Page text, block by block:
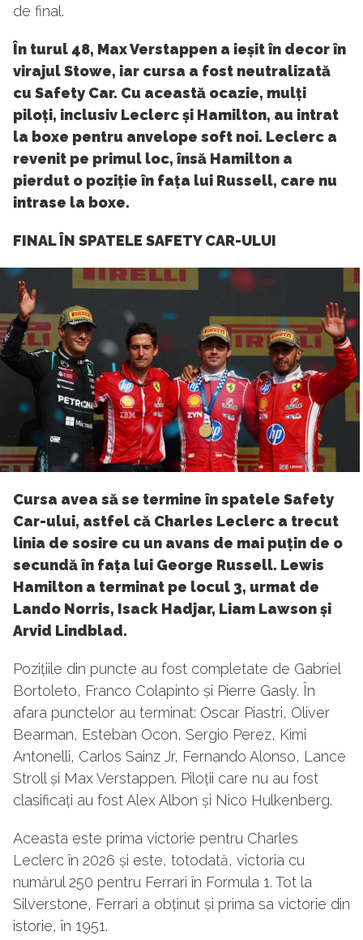
de final.
În turul 48, Max Verstappen a ieșit în decor în
virajul Stowe, iar cursa a fost neutralizată
cu Safety Car. Cu această ocazie, mulți
piloți, inclusiv Leclerc și Hamilton, au intrat
la boxe pentru anvelope soft noi. Leclerc a
revenit pe primul loc, însă Hamilton a
pierdut o poziție în fața lui Russell, care nu
intrase la boxe.
FINAL ÎN SPATELE SAFETY CAR-ULUI
Cursa avea să se termine în spatele Safety
Car-ului, astfel că Charles Leclerc a trecut
linia de sosire cu un avans de mai puțin de o
secundă în fața lui George Russell. Lewis
Hamilton a terminat pe locul 3, urmat de
Lando Norris, Isack Hadjar, Liam Lawson și
Arvid Lindblad.
Pozițiile din puncte au fost completate de Gabriel
Bortoleto, Franco Colapinto și Pierre Gasly. În
afara punctelor au terminat: Oscar Piastri, Oliver
Bearman, Esteban Ocon, Sergio Perez, Kimi
Antonelli, Carlos Sainz Jr, Fernando Alonso, Lance
Stroll și Max Verstappen. Piloții care nu au fost
clasificați au fost Alex Albon și Nico Hulkenberg.
Aceasta este prima victorie pentru Charles
Leclerc în 2026 și este, totodată, victoria cu
numărul 250 pentru Ferrari în Formula 1. Tot la
Silverstone, Ferrari a obținut și prima sa victorie din
istorie, în 1951.